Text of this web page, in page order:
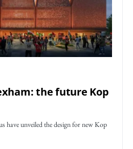
the future Kop
have unveiled the design for new Kop